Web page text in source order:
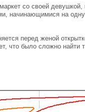
со своей девушкой,
на одну
перед женой
что было сложно найти